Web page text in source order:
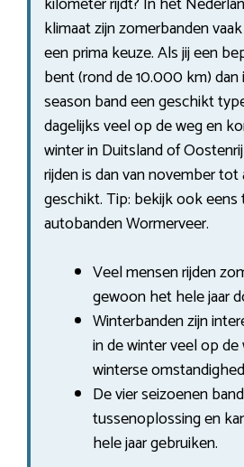
klimaat zijn zomerbanden
een prima keuze. Als jij een
bent (rond de 10.000 km)
season band een geschikt
dagelijks veel op de weg en
winter in Duitsland of
rijden is dan van november
geschikt. Tip: bekijk ook eens
autobanden Wormerveer.
Veel mensen rijden
gewoon het hele jaar
Winterbanden zijn
in de winter veel op
winterse
De vier seizoenen
tussenoplossing en
hele jaar gebruiken.